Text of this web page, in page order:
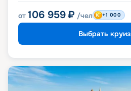
от 106 959 ₽ /чел +1 000
Выбрать круиз